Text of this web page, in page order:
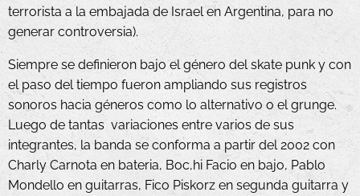
terrorista a la embajada de Israel en Argentina, para no
generar controversia).
Siempre se definieron bajo el género del skate punk y con
el paso del tiempo fueron ampliando sus registros
sonoros hacia géneros como lo alternativo o el grunge.
Luego de tantas variaciones entre varios de sus
integrantes, la banda se conforma a partir del 2002 con
Charly Carnota en bateria, Boc,hi Facio en bajo, Pablo
Mondello en guitarras, Fico Piskorz en segunda guitarra y